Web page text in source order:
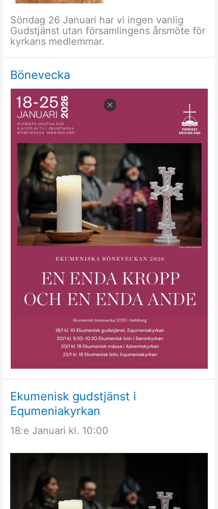
Söndag 26 Januari har vi ingen vanlig
Gudstjänst utan församlingens årsmöte för
kyrkans medlemmar.
Bönevecka
Ekumenisk gudstjänst i
Equmeniakyrkan
18:e Januari kl. 10:00